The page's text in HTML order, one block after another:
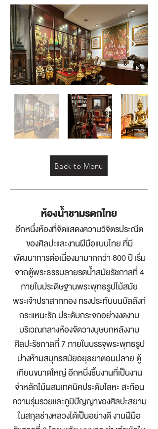
Back to Menu
ห้องน้ำชามรดกไทย
อีกหนึ่งห้องที่จัดแสดงความวิจิตรประณีต
ของศิลปะและงานฝีมือแบบไทย ที่มี
พัฒนาการต่อเนื่องมามากกว่า 800 ปี เริ่ม
จากตู้พระธรรมลายรดน้ำสมัยรัชกาลที่ 4
ภายในประดิษฐานพระพุทธรูปไม้สมัย
พระเจ้าปราสาททอง ทรงประทับบนบัลลังก์
กระแหนะรัก ประดับกระจกอย่างงดงาม
บริเวณกลางห้องจัดวางบุษบกหลังงาม
ศิลปะรัชกาลที่ 7 ภายในบรรจุพระพุทธรูป
ปางห้ามสมุทรสมัยอยุธยาตอนปลาย ตู้
เทียนขนาดใหญ่ อีกหนึ่งชิ้นงานที่เป็นงาน
จำหลักไม้ผสมเทคนิคประดับโลหะ สะท้อน
ความรุ่มรวยและภูมิปัญญาของศิลปะสยาม
ในสกุลช่างหลวงได้เป็นอย่างดี งานฝีมือ